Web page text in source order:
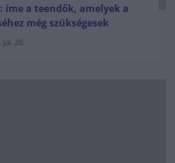
íme a teendők, amelyek a
még szükségesek
júl. 20.